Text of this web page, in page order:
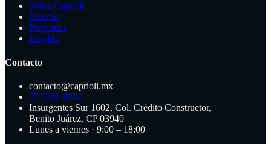
Sobre Caprioli
Proceso
Preguntas
Insights
Contacto
contacto@caprioli.mx
55 5011 8914
Insurgentes Sur 1602, Col. Crédito Constructor,
Benito Juárez, CP 03940
Lunes a viernes · 9:00 – 18:00